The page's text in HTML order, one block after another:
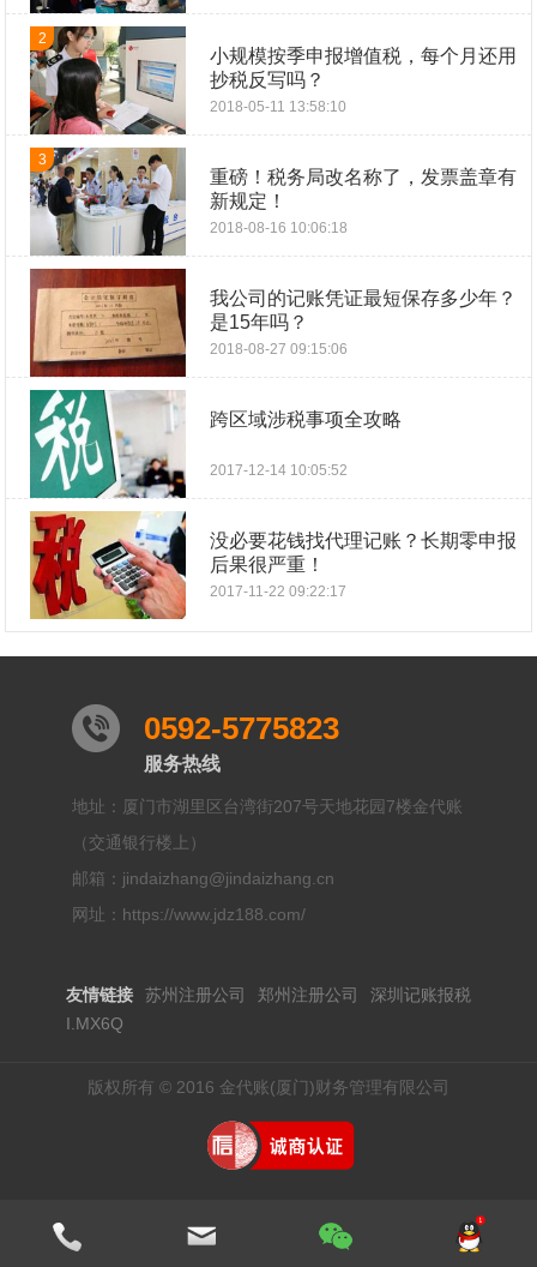
2
小规模按季申报增值税，每个月还用
抄税反写吗？
2018-05-11 13:58:10
3
重磅！税务局改名称了，发票盖章有
新规定！
2018-08-16 10:06:18
我公司的记账凭证最短保存多少年？
是15年吗？
2018-08-27 09:15:06
跨区域涉税事项全攻略
2017-12-14 10:05:52
没必要花钱找代理记账？长期零申报
后果很严重！
2017-11-22 09:22:17
0592-5775823
服务热线
地址：厦门市湖里区台湾街207号天地花园7楼金代账
（交通银行楼上）
邮箱：jindaizhang@jindaizhang.cn
网址：https://www.jdz188.com/
友情链接 苏州注册公司 郑州注册公司
深圳记账报税
I.MX6Q
版权所有 © 2016 金代账(厦门)财务管理有限公司